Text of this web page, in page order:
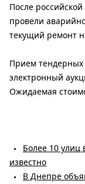
После
провели
текущий ремонт
Прием
электронный
Ожидаемая
Более 10 улиц
известно
В Днепре